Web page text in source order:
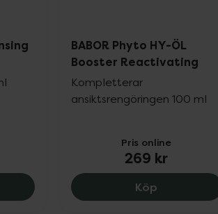
Kit, 339 kr.
Tonic Cleansing Gel, 279 kr.
BABOR Phyto HY-ÖL
Booster Reactivating
Kompletterar
ansiktsrengöringen 100 ml
Pris online
269 kr
Köp BABOR